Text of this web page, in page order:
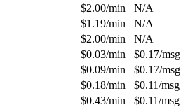
$2.00/min
N/A
$1.19/min
N/A
$2.00/min
N/A
$0.03/min $0.17/msg
$0.09/min $0.17/msg
$0.18/min $0.11/msg
$0.43/min $0.11/msg